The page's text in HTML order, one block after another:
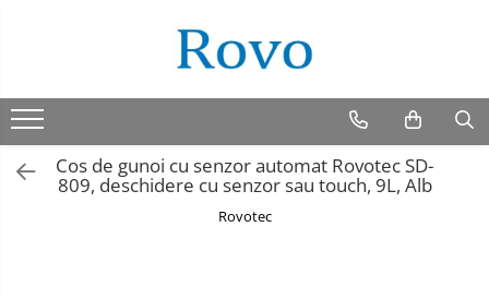
Cos de gunoi cu senzor automat Rovotec SD-
809, deschidere cu senzor sau touch, 9L, Alb
Rovotec